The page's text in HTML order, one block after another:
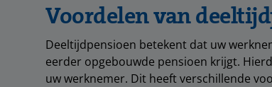
Voordelen van
Deeltijdpensioen betekent dat uw
eerder opgebouwde pensioen krijgt.
uw werknemer. Dit heeft verschillende